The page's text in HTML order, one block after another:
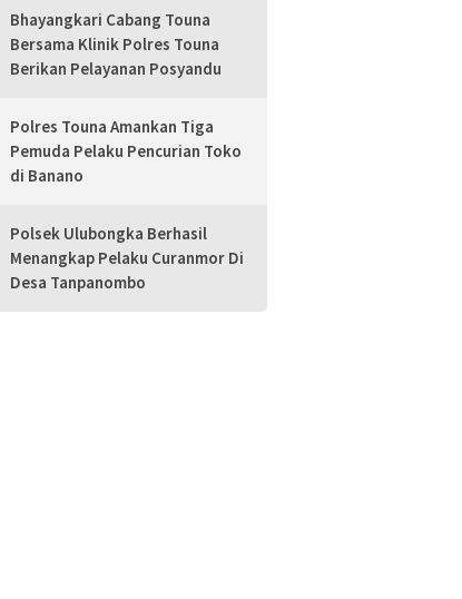
Bhayangkari Cabang Touna
Bersama Klinik Polres Touna
Berikan Pelayanan Posyandu
Polres Touna Amankan Tiga
Pemuda Pelaku Pencurian Toko
di Banano
Polsek Ulubongka Berhasil
Menangkap Pelaku Curanmor Di
Desa Tanpanombo